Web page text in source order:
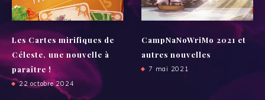
Les Cartes mirifiques de
Céleste, une nouvelle à
paraître !
22 octobre 2024
CampNaNoWriMo 2021 et
autres nouvelles
7 mai 2021